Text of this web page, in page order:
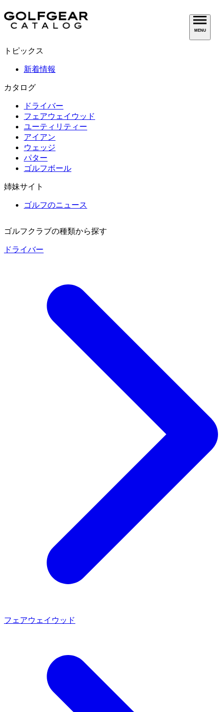
MENU
トピックス
新着情報
カタログ
ドライバー
フェアウェイウッド
ユーティリティー
アイアン
ウェッジ
パター
ゴルフボール
姉妹サイト
ゴルフのニュース
ゴルフクラブの種類から探す
ドライバー
フェアウェイウッド